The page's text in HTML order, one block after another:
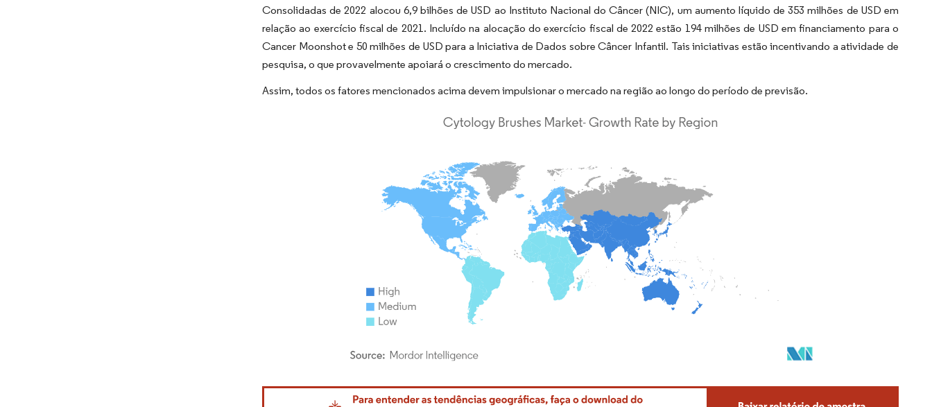
Consolidadas de 2022 alocou 6,9 bilhões de USD ao Instituto Nacional do Câncer (NIC), um aumento líquido de 353 milhões de USD em
relação ao exercício fiscal de 2021. Incluído na alocação do exercício fiscal de 2022 estão 194 milhões de USD em financiamento para o
Cancer Moonshot e 50 milhões de USD para a Iniciativa de Dados sobre Câncer Infantil. Tais iniciativas estão incentivando a atividade de
pesquisa, o que provavelmente apoiará o crescimento do mercado.
Assim, todos os fatores mencionados acima devem impulsionar o mercado na região ao longo do período de previsão.
Imagem © Mordor Intelligence. O reuso requer atribuição conforme CC BY 4.0.